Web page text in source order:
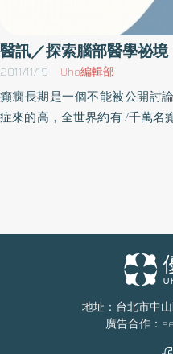
遇到這些難題時會如何討論
下來另一方會做什麼來反應？
階段，治療師多半聚焦在事件
一致的溝通姿態，並且最好使
應，讓他們清楚看到這些各自
不斷重複的循環引發彼此更多
到自己和對方所參與的部分。
言以「反映」的技術（參見第
通模式有更敏銳清楚的看見，
動循環時，最好使用來訪者的
醫訊／探索腦部醫學祕
2011/11/19 Uho編輯部
癲癇長期是一個不能被公開討
症來的高，全世界約有7千萬名
座，活動中除由知名神經內科
一同前來揭開癲癇疾病的神
法，分享自己因為罹患癲癇疾
醫療協助、親友的支持力量，
及地點如下：●高雄場：高雄
地址：台北市中
廣告合作：